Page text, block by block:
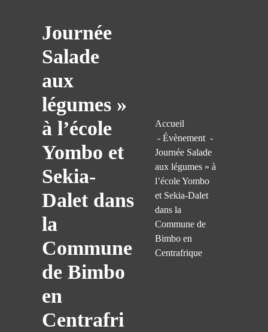
Journée
Salade
aux
légumes »
à l’école
Yombo et
Sekia-
Dalet dans
la
Commune
de Bimbo
en
Centrafri
Accueil
- Évènement -
Journée Salade
aux légumes » à
l’école Yombo
et Sekia-Dalet
dans la
Commune de
Bimbo en
Centrafrique